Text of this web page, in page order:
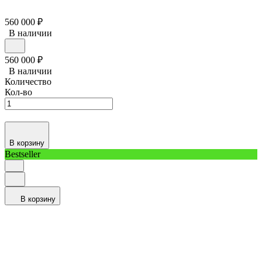
560 000 ₽
В наличии
560 000 ₽
В наличии
Количество
Кол-во
В корзину
Bestseller
В корзину